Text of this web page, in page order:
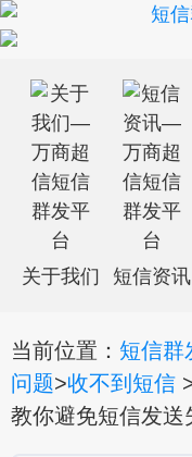
关于我们 短信资讯
当前位置： 短信群
问题>收不到短信
教你避免短信发送